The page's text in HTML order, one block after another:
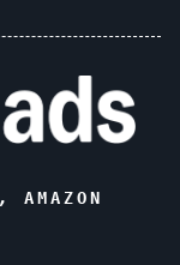
, AMAZON